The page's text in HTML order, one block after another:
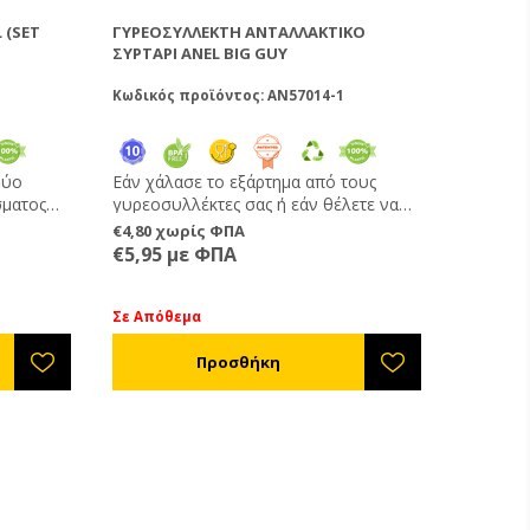
και το
ΓΥΡΕΟΣΥΛΛΈΚΤΗ ΑΝΤΑΛΛΑΚΤΙΚΌ
ΣΥΡΤΆΡΙ ANEL BIG GUY
Κωδικός προϊόντος: AN57014-1
Εάν χάλασε το εξάρτημα από τους
γυρεοσυλλέκτες σας ή εάν θέλετε να
κατασκευάσετε τους δικούς σας
γυρεοσυλλέκτες. Τα συρτάρια συλλογής
γύρης ANEL έχουν εξοπλιστεί με
αερισμό της συλλεγόμενης γύρης .
€4,80 χωρίς ΦΠΑ
€5,95 με ΦΠΑ
Σε Απόθεμα